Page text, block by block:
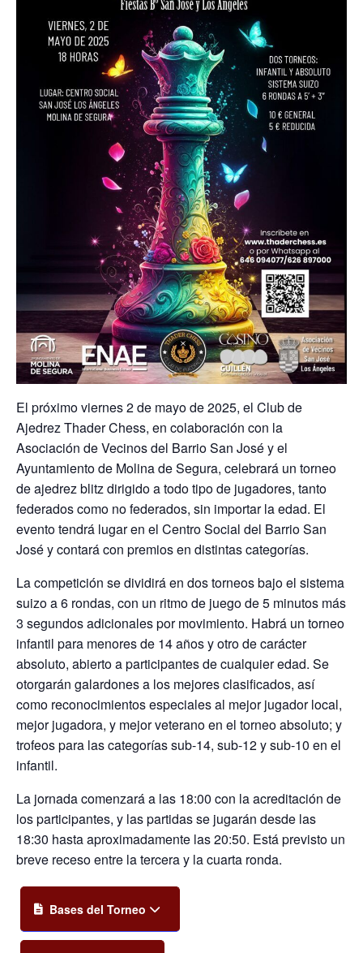
El próximo viernes 2 de mayo de 2025, el Club de
Ajedrez Thader Chess, en colaboración con la
Asociación de Vecinos del Barrio San José y el
Ayuntamiento de Molina de Segura, celebrará un torneo
de ajedrez blitz dirigido a todo tipo de jugadores, tanto
federados como no federados, sin importar la edad. El
evento tendrá lugar en el Centro Social del Barrio San
José y contará con premios en distintas categorías.
La competición se dividirá en dos torneos bajo el sistema
suizo a 6 rondas, con un ritmo de juego de 5 minutos más
3 segundos adicionales por movimiento. Habrá un torneo
infantil para menores de 14 años y otro de carácter
absoluto, abierto a participantes de cualquier edad. Se
otorgarán galardones a los mejores clasificados, así
como reconocimientos especiales al mejor jugador local,
mejor jugadora, y mejor veterano en el torneo absoluto; y
trofeos para las categorías sub-14, sub-12 y sub-10 en el
infantil.
La jornada comenzará a las 18:00 con la acreditación de
los participantes, y las partidas se jugarán desde las
18:30 hasta aproximadamente las 20:50. Está previsto un
breve receso entre la tercera y la cuarta ronda.
Bases del Torneo